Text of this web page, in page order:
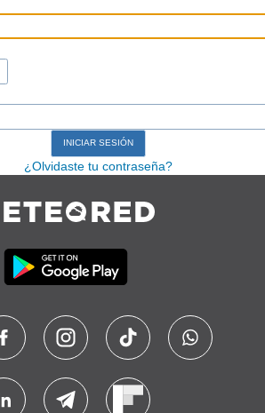
¿Olvidaste tu contraseña?